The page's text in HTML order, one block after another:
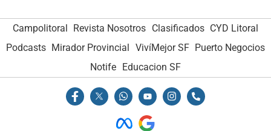
Campolitoral Revista Nosotros Clasificados CYD Litoral
Podcasts Mirador Provincial VivíMejor SF Puerto Negocios
Notife Educacion SF